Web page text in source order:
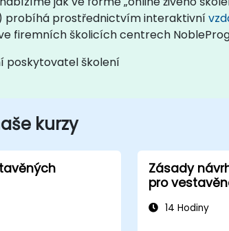
probíhá prostřednictvím interaktivní
firemních školicích centrech
poskytovatel školení
kurzy
Zásady
pro
14 Hodiny